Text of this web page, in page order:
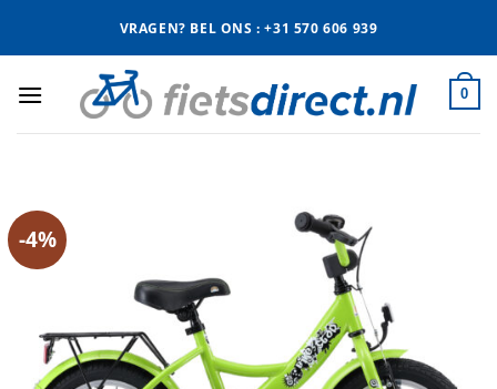
VRAGEN? BEL ONS : +31 570 606 939
0
-4%